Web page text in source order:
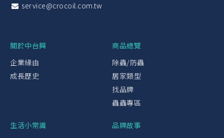
service@crocoil.com.tw
關於中台興
企業緣由
成長歷史
商品總覽
除蟲/防蟲
居家類型
找品牌
蟲蟲專區
生活小常識
品牌故事